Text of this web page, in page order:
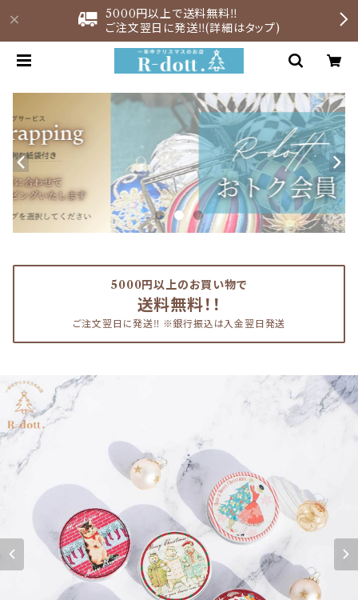
5000円以上で送料無料‼︎
ご注文翌日に発送‼︎(詳細はタップ)
5000円以上のお買い物で
送料無料！！
ご注文翌日に発送‼︎ ※銀行振込は入金翌日発送